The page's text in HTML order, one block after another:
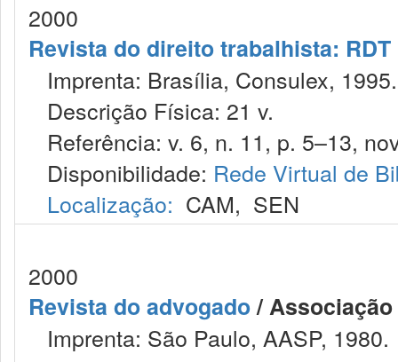
2000
Revista do direito trabalhista: RDT
Imprenta: Brasília, Consulex, 1995.
Descrição Física: 21 v.
Referência: v. 6, n. 11, p. 5–13,
Disponibilidade: Rede Virtual de
Localização: CAM, SEN
2000
Revista do advogado/
Imprenta: São Paulo, AASP, 1980.